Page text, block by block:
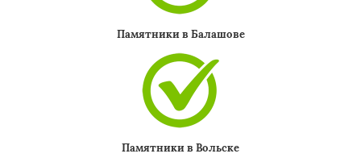
Памятники в Балашове
Памятники в Вольске